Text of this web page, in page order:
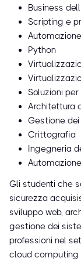
Business
Scripting e
Python
Soluzioni
Architettura
Gestione
Crittografia
Ingegneria
Gli studenti che
sicurezza
sviluppo web,
gestione dei
professioni nel
cloud computing